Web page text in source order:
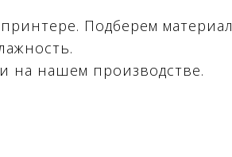
Подберем материал
на нашем производстве.